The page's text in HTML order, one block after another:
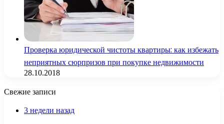
Проверка юридической чистоты квартиры: как избежать
неприятных сюрпризов при покупке недвижимости
28.10.2018
Свежие записи
3 недели назад